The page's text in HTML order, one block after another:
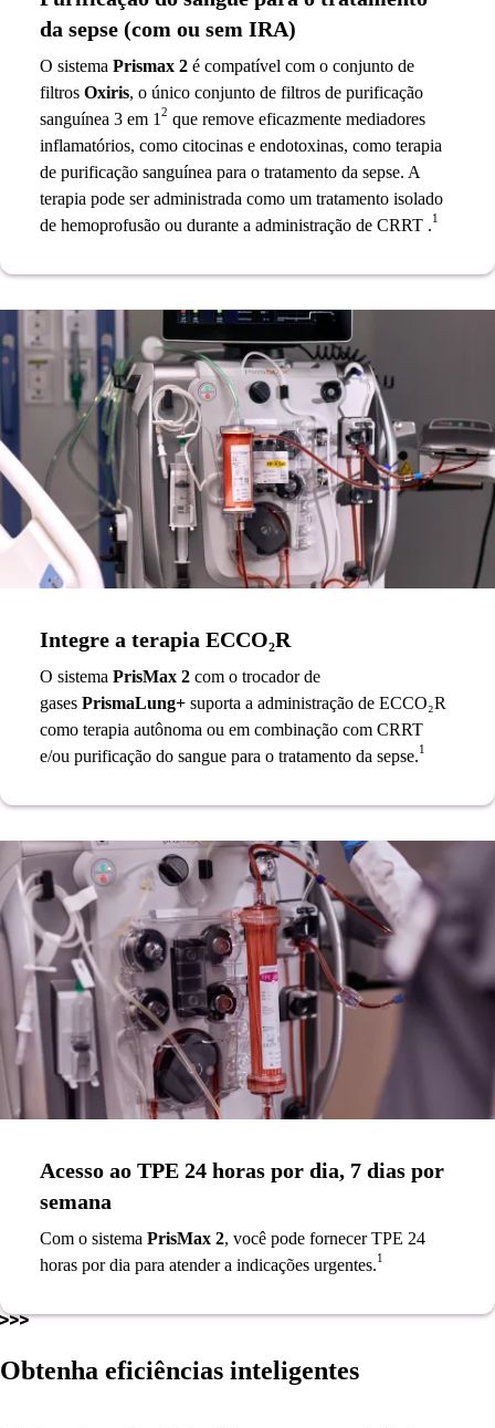
da sepse (com ou sem IRA)
O sistema Prismax 2 é compatível com o conjunto de
filtros Oxiris, o único conjunto de filtros de purificação
sanguínea 3 em 1 2 que remove eficazmente mediadores
inflamatórios, como citocinas e endotoxinas, como terapia
de purificação sanguínea para o tratamento da sepse. A
terapia pode ser administrada como um tratamento isolado
de hemoprofusão ou durante a administração de CRRT .1
Integre a terapia ECCO₂R
O sistema PrisMax 2 com o trocador de
gases PrismaLung+ suporta a administração de ECCO₂R
como terapia autônoma ou em combinação com CRRT
e/ou purificação do sangue para o tratamento da sepse.1
Acesso ao TPE 24 horas por dia, 7 dias por
semana
Com o sistema PrisMax 2, você pode fornecer TPE 24
horas por dia para atender a indicações urgentes.1
Obtenha eficiências inteligentes